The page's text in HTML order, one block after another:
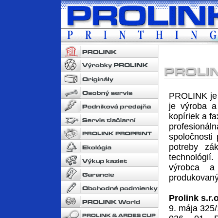
PROLINK
je výroba
kopíriek a
spoločnosti
potreby
výrobca a
Prolink
9. mája